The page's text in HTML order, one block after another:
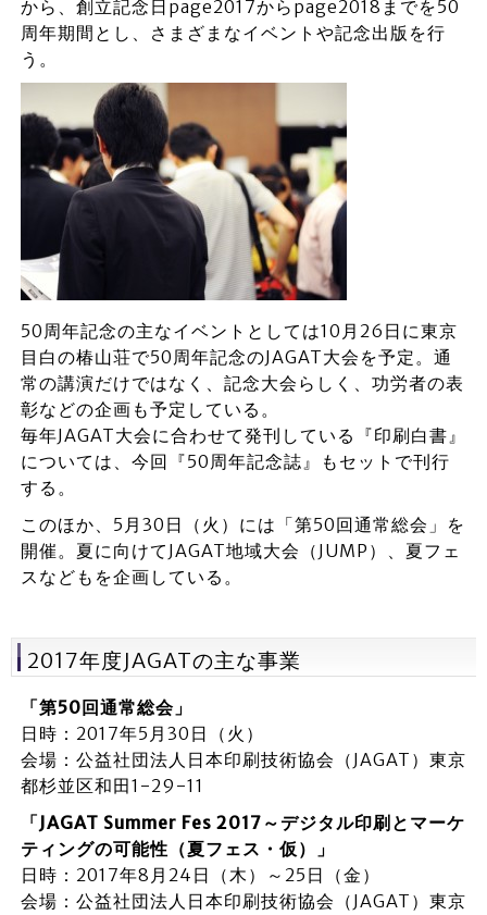
から、創立記念日page2017からpage2018までを50
周年期間とし、さまざまなイベントや記念出版を行
う。
50周年記念の主なイベントとしては10月26日に東京
目白の椿山荘で50周年記念のJAGAT大会を予定。通
常の講演だけではなく、記念大会らしく、功労者の表
彰などの企画も予定している。
毎年JAGAT大会に合わせて発刊している『印刷白書』
については、今回『50周年記念誌』もセットで刊行
する。
このほか、5月30日（火）には「第50回通常総会」を
開催。夏に向けてJAGAT地域大会（JUMP）、夏フェ
スなどもを企画している。
2017年度JAGATの主な事業
「第50 回通常総会」
日時：2017年5月30日（火）
会場：公益社団法人日本印刷技術協会（JAGAT）東京
都杉並区和田1-29-11
「JAGAT Summer Fes 2017 ～デジタル印刷とマーケ
ティングの可能性（夏フェス・仮）」
日時：2017年8月24日（木）～25日（金）
会場：公益社団法人日本印刷技術協会（JAGAT）東京